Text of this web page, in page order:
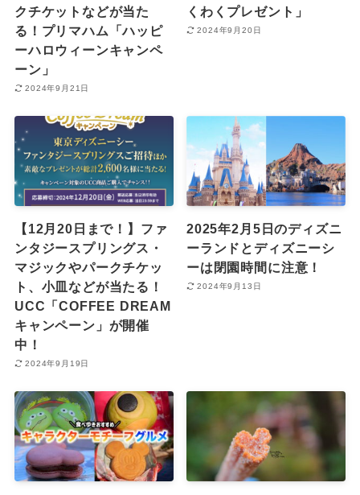
クチケットなどが当た
る！プリマハム「ハッピ
ーハロウィーンキャンペ
ーン」
2024年9月21日
くわくプレゼント」
2024年9月20日
【12月20日まで！】ファ
ンタジースプリングス・
マジックやパークチケッ
ト、小皿などが当たる！
UCC「COFFEE DREAM
キャンペーン」が開催
中！
2024年9月19日
2025年2月5日のディズニ
ーランドとディズニーシ
ーは閉園時間に注意！
2024年9月13日